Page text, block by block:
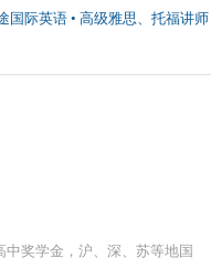
国际英语 • 高级雅思、托福讲
奖学金，沪、深、苏等地国